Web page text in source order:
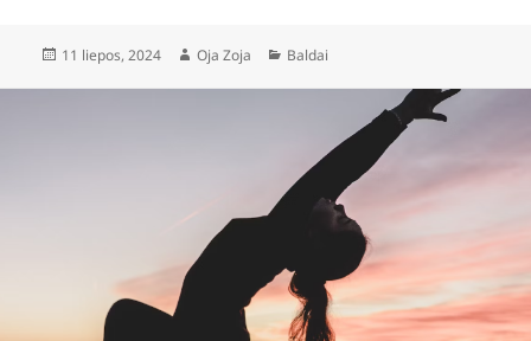
Paskelbta
11 liepos, 2024 Autorius
Oja Zoja Kategorijos
Baldai